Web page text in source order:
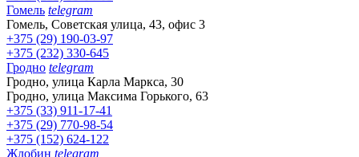
Гомель telegram
Гомель, Советская улица, 43, офис 3
+375 (29) 190-03-97
+375 (232) 330-645
Гродно telegram
Гродно, улица Карла Маркса, 30
Гродно, улица Максима Горького, 63
+375 (33) 911-17-41
+375 (29) 770-98-54
+375 (152) 624-122
Жлобин telegram